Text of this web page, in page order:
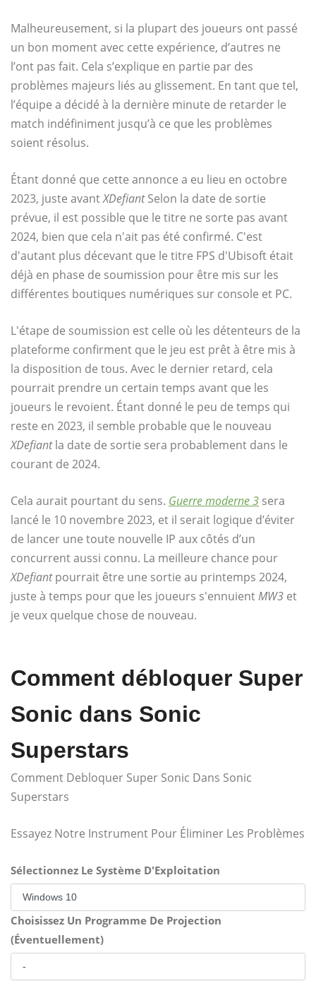
Malheureusement, si la plupart des joueurs ont passé
un bon moment avec cette expérience, d’autres ne
l’ont pas fait. Cela s’explique en partie par des
problèmes majeurs liés au glissement. En tant que tel,
l’équipe a décidé à la dernière minute de retarder le
match indéfiniment jusqu’à ce que les problèmes
soient résolus.
Étant donné que cette annonce a eu lieu en octobre
2023, juste avantXDefiantSelon la date de sortie
prévue, il est possible que le titre ne sorte pas avant
2024, bien que cela n'ait pas été confirmé. C'est
d'autant plus décevant que le titre FPS d'Ubisoft était
déjà en phase de soumission pour être mis sur les
différentes boutiques numériques sur console et PC.
L'étape de soumission est celle où les détenteurs de la
plateforme confirment que le jeu est prêt à être mis à
la disposition de tous. Avec le dernier retard, cela
pourrait prendre un certain temps avant que les
joueurs le revoient. Étant donné le peu de temps qui
reste en 2023, il semble probable que le nouveau
XDefiantla date de sortie sera probablement dans le
courant de 2024.
Cela aurait pourtant du sens. Guerre moderne 3 sera
lancé le 10 novembre 2023, et il serait logique d’éviter
de lancer une toute nouvelle IP aux côtés d’un
concurrent aussi connu. La meilleure chance pour
XDefiantpourrait être une sortie au printemps 2024,
juste à temps pour que les joueurs s'ennuientMW3 et
je veux quelque chose de nouveau.
Comment débloquer Super
Sonic dans Sonic
Superstars
Comment Debloquer Super Sonic Dans Sonic
Superstars
Essayez Notre Instrument Pour Éliminer Les Problèmes
Sélectionnez Le Système D'Exploitation
Choisissez Un Programme De Projection
(Éventuellement)